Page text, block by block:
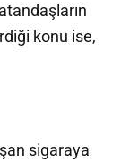
konu ise,
sigaraya